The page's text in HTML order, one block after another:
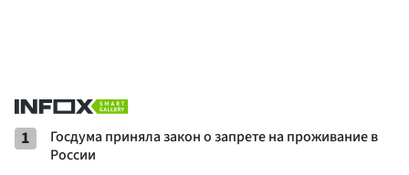
1
Госдума приняла закон о запрете на проживание в
России